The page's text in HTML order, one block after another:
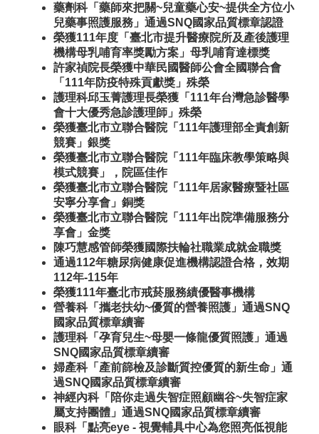
藥劑科「藥師來把關~兒童藥心安~提供全方位小
兒藥事照護服務」通過SNQ國家品質標章認證
榮獲111年度「臺北市提升醫療院所及產後護理
機構母乳哺育率獎勵方案」母乳哺育達標獎
許家禎院長榮獲中華民國醫師公會全國聯合會
「111年防疫特殊貢獻獎」殊榮
護理科邱玉菁護理長榮獲「111年台灣急診醫學
會十大優秀急診護理師」殊榮
榮獲臺北市立聯合醫院「111年護理部全責創新
競賽」銀獎
榮獲臺北市立聯合醫院「111年臨床教學策略與
模式競賽」，院區佳作
榮獲臺北市立聯合醫院「111年居家醫療暨社區
安寧分享會」銅獎
榮獲臺北市立聯合醫院「111年出院準備服務分
享會」金獎
陳巧慧感管師榮獲國際扶輪社職業成就金職獎
通過112年糖尿病健康促進機構認證合格，效期
112年-115年
榮獲111年臺北市戒菸服務績優醫事機構
營養科「攜老扶幼~優質的營養照護」通過SNQ
國家品質標章續審
護理科「孕育兒生~母嬰一條龍優質照護」通過
SNQ國家品質標章續審
婦產科「產前篩檢及診斷質控優質的新生命」通
過SNQ國家品質標章續審
神經內科「陪你走過失智症照顧幽谷~失智症家
屬支持團體」通過SNQ國家品質標章續審
眼科「點亮eye - 視覺輔具中心為您照亮低視能